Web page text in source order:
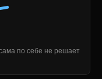
по себе не решает